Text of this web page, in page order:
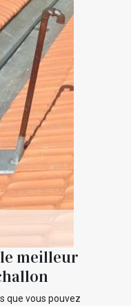
meilleur
que vous pouvez